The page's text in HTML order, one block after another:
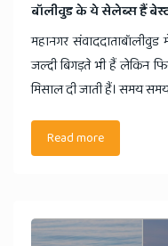
​बॉलीवुड के ये सेलेब्स हैं
महानगर
जल्दी बिगड़ते भी हैं लेकिन
मिसाल दी जाती हैं। समय
Read more